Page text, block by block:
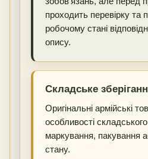
проходить перевірку та
робочому стані
опису.
Складське
Оригінальні армійські
особливості складського
маркування, пакування
стану.